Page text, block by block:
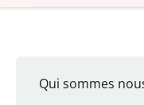
Qui sommes